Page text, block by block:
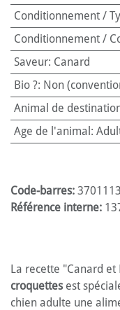
Conditionnement /
Conditionnement /
Saveur: Canard
Bio ?: Non
Animal de
Age de l'animal :
Code-barres:
Référence interne:
La recette "Canard
croquettes est
chien adulte une